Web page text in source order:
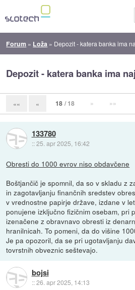
Forum » Loža » Depozit - katera banka ima
Depozit - katera banka ima
«« « 18 / 18 » »»
133780
::25. apr 2025, 16:42
Obresti do 1000 evrov niso obdavčene
Boštjančič je spomnil, da so v skladu z
in zagotavljanju finančnih sredstev
v vrednostne papirje države, izdane v
ponujene izključno fizičnim osebam, pri
izenačene z obravnavo obresti iz
hranilnicah. To pomeni, da do višine
Je pa opozoril, da se pri ugotavljanju
tovrstnih obveznic seštevajo.
bojsi
::26. apr 2025, 14:13